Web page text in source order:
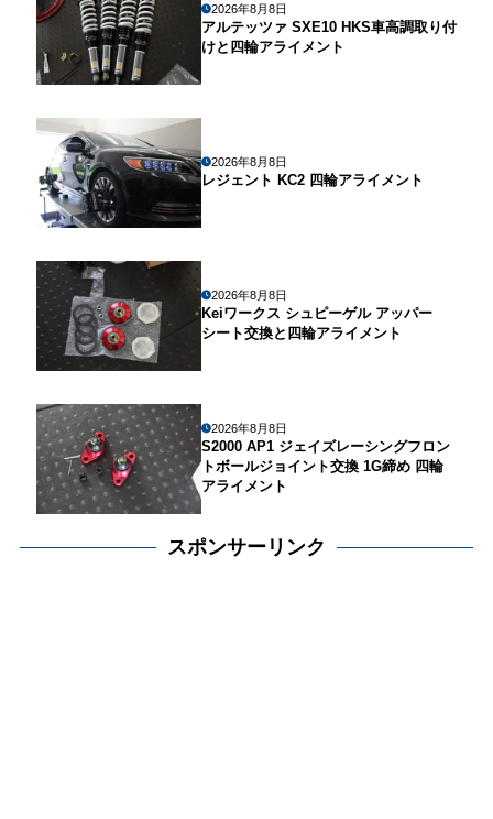
2026年8月8日
アルテッツァ SXE10 HKS車高調取り付
けと四輪アライメント
2026年8月8日
レジェント KC2 四輪アライメント
2026年8月8日
Keiワークス シュピーゲル アッパー
シート交換と四輪アライメント
2026年8月8日
S2000 AP1 ジェイズレーシングフロン
トボールジョイント交換 1G締め 四輪
アライメント
スポンサーリンク